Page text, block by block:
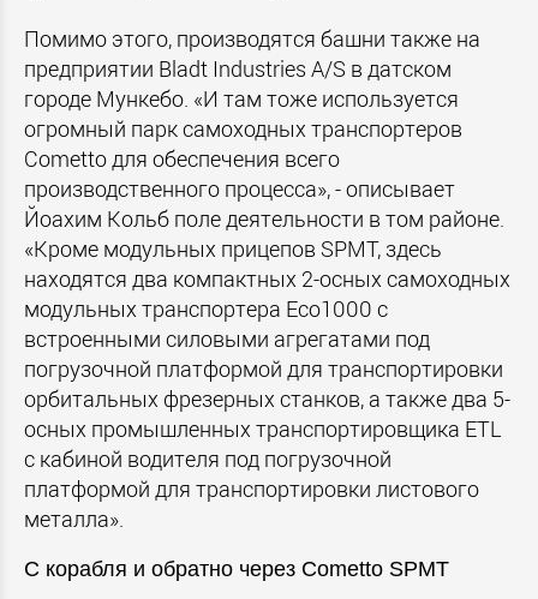
Помимо этого, производятся башни также на
предприятии Bladt Industries A/S в датском
городе Мункебо. «И там тоже используется
огромный парк самоходных транспортеров
Cometto для обеспечения всего
производственного процесса», - описывает
Йоахим Кольб поле деятельности в том районе.
«Кроме модульных прицепов SPMT, здесь
находятся два компактных 2-осных самоходных
модульных транспортера Eco1000 с
встроенными силовыми агрегатами под
погрузочной платформой для транспортировки
орбитальных фрезерных станков, а также два 5-
осных промышленных транспортировщика ETL
с кабиной водителя под погрузочной
платформой для транспортировки листового
металла».
С корабля и обратно через Cometto SPMT